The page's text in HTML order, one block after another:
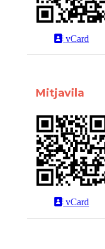
vCard
Mitjavila
vCard